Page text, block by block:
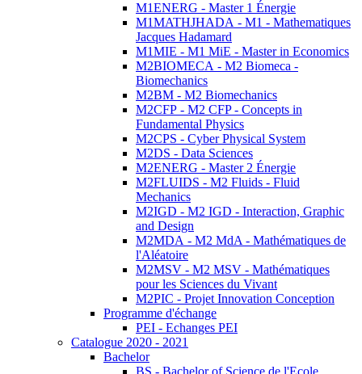
M1ENERG - Master 1 Énergie
M1MATHJHADA - M1 - Mathematiques
Jacques Hadamard
M1MIE - M1 MiE - Master in Economics
M2BIOMECA - M2 Biomeca -
Biomechanics
M2BM - M2 Biomechanics
M2CFP - M2 CFP - Concepts in
Fundamental Physics
M2CPS - Cyber Physical System
M2DS - Data Sciences
M2ENERG - Master 2 Énergie
M2FLUIDS - M2 Fluids - Fluid
Mechanics
M2IGD - M2 IGD - Interaction, Graphic
and Design
M2MDA - M2 MdA - Mathématiques de
l'Aléatoire
M2MSV - M2 MSV - Mathématiques
pour les Sciences du Vivant
M2PIC - Projet Innovation Conception
Programme d'échange
PEI - Echanges PEI
Catalogue 2020 - 2021
Bachelor
BS - Bachelor of Science de l'Ecole